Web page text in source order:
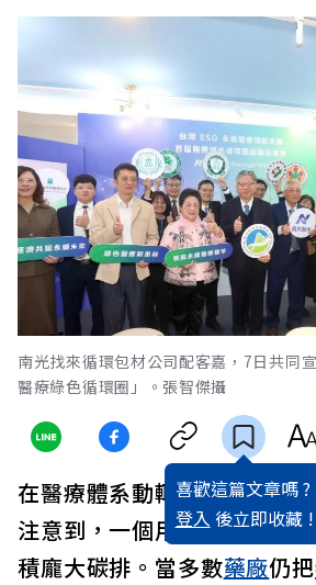
南光找來循環包材公司配客嘉，7日共同
醫療綠色循環圈」。張智傑攝
喜歡這篇文章嗎 ?
登入 後立即收藏 !
在醫療體系動輒上萬項減碳
注意到，一個用完就丟的紙
積龐大碳排。當多數藥廠仍把